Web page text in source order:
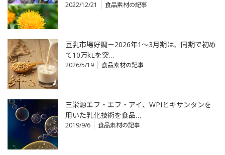
2022/12/21 食品素材の記事
豆乳市場好調－2026年1～3月期は、同期で初め
て10万kLを突…
2026/5/19 食品素材の記事
三栄源エフ・エフ・アイ、WPIとキサンタンを
用いた乳化技術を食品…
2019/9/6 食品素材の記事